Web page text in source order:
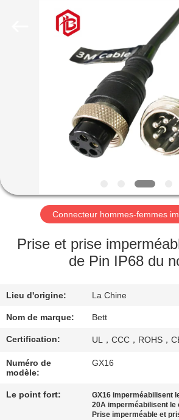
PRODUITS
DE
NOUS
VISITE
D'USINE
CONTRÔLE
DE
QUALITÉ
PLAN
DU
Connecteur hommes-femmes
Prise et prise
de Pin IP68 du
Lieu d'origine: La Chine
Nom de marque: Bett
Certification: UL，CCC，ROHS，
Numéro de
modèle:
GX16
Le point fort: GX16 imperméabilisent
20A imperméabilisent le
Prise imperméable et